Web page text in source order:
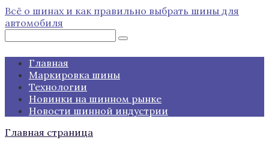
Перейти
к
Всё о шинах и как правильно выбрать шины для
автомобиля
Главная
Маркировка шины
Технологии
Новинки на шинном рынке
Новости шинной индустрии
Главная страница